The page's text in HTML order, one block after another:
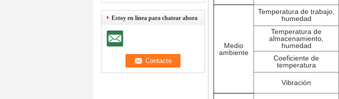
Estoy en línea para chatear ahora
Medio
ambiente
Temperatura de trabajo,
humedad
Temperatura de
almacenamiento,
humedad
Coeficiente de
temperatura
Vibración